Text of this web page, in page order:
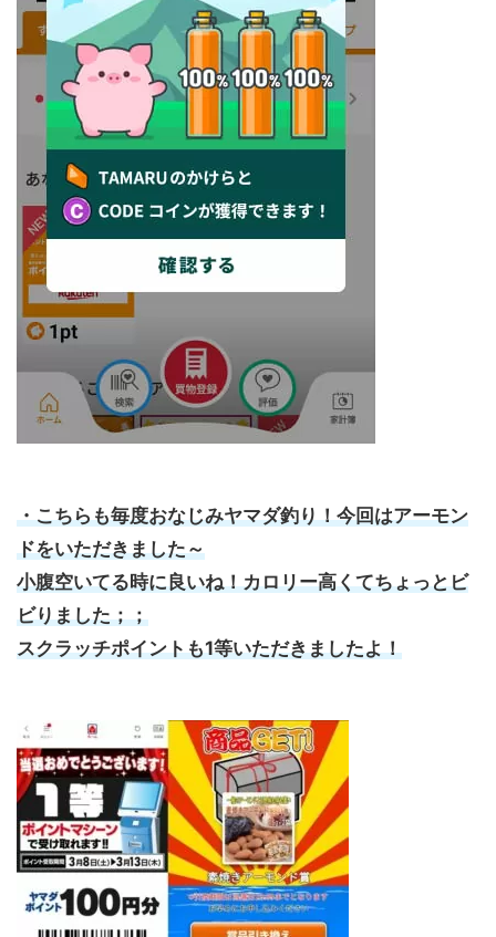
・こちらも毎度おなじみヤマダ釣り！今回はアーモン
ドをいただきました～
小腹空いてる時に良いね！カロリー高くてちょっとビ
ビりました；；
スクラッチポイントも1等いただきましたよ！